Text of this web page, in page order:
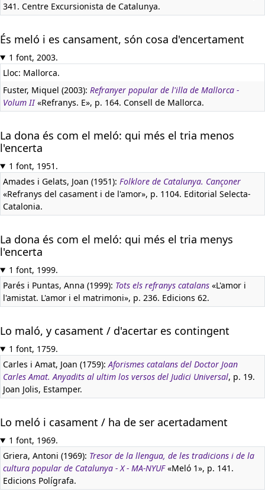
341. Centre Excursionista de Catalunya.
És meló i es cansament, són cosa d'encertament
1 font, 2003.
Lloc: Mallorca.
Fuster, Miquel (2003): Refranyer popular de l'illa de Mallorca -
Volum II«Refranys. E», p. 164. Consell de Mallorca.
La dona és com el meló: qui més el tria menos
l'encerta
1 font, 1951.
Amades i Gelats, Joan (1951): Folklore de Catalunya. Cançoner
«Refranys del casament i de l'amor», p. 1104. Editorial Selecta-
Catalonia.
La dona és com el meló: qui més el tria menys
l'encerta
1 font, 1999.
Parés i Puntas, Anna (1999): Tots els refranys catalans «L'amor i
l'amistat. L'amor i el matrimoni», p. 236. Edicions 62.
Lo maló, y casament / d'acertar es contingent
1 font, 1759.
Carles i Amat, Joan (1759):Aforismes catalans del Doctor Joan
Carles Amat. Anyadits al ultim los versos del Judici Universal, p. 19.
Joan Jolis, Estamper.
Lo meló i casament / ha de ser acertadament
1 font, 1969.
Griera, Antoni (1969): Tresor de la llengua, de les tradicions i de la
cultura popular de Catalunya - X - MA-NYUF«Meló 1», p. 141.
Edicions Polígrafa.